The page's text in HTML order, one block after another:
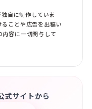
自に制作していま
ことや広告を出稿い
内容に一切関与して
式サイトから